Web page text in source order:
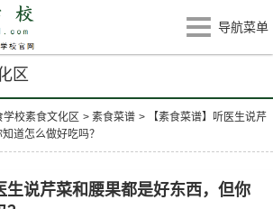
导航菜单
区
学校素食文化区 >素食菜谱 >
【素食菜谱】听医生说芹
道怎么做好吃吗？
生说芹菜和腰果都是好东西，但你